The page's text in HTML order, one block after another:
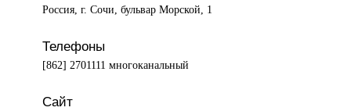
Россия, г. Сочи, бульвар Морской, 1
Телефоны
[862] 2701111 многоканальный
Сайт